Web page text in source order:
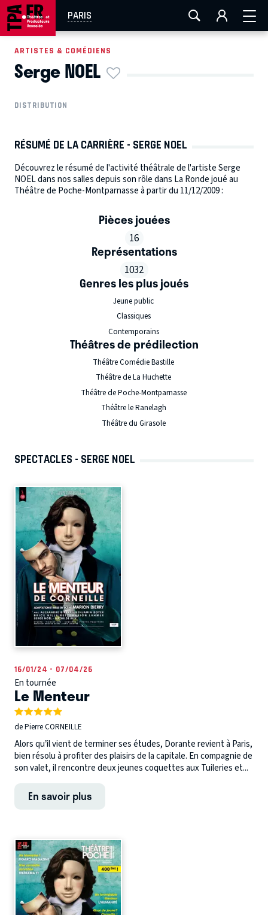
PARIS
AIX-MARSEILLE LA ROCHELLE
EN TOURNÉE
ARTISTES & COMÉDIENS
Serge NOEL
DISTRIBUTION
RÉSUMÉ DE LA CARRIÈRE - SERGE NOEL
Découvrez le résumé de l'activité théâtrale de l'artiste Serge
NOEL dans nos salles depuis son rôle dans La Ronde joué au
Théâtre de Poche-Montparnasse à partir du 11/12/2009 :
Pièces jouées
16
Représentations
1032
Genres les plus joués
Jeune public
Classiques
Contemporains
Théâtres de prédilection
Théâtre Comédie Bastille
Théâtre de La Huchette
Théâtre de Poche-Montparnasse
Théâtre le Ranelagh
Théâtre du Girasole
SPECTACLES - SERGE NOEL
16/01/24 - 07/04/26
En tournée
Le Menteur
de Pierre CORNEILLE
Alors qu’il vient de terminer ses études, Dorante revient à Paris,
bien résolu à profiter des plaisirs de la capitale. En compagnie de
son valet, il rencontre deux jeunes coquettes aux Tuileries et...
En savoir plus